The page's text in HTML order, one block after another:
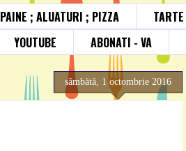
PAINE ; ALUATURI ; PIZZA TARTE
YOUTUBE ABONATI - VA
sâmbătă, 1 octombrie 2016